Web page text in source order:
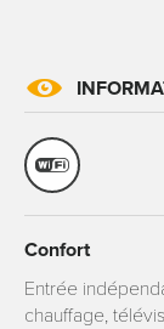
Confort
Entrée
chauffage,